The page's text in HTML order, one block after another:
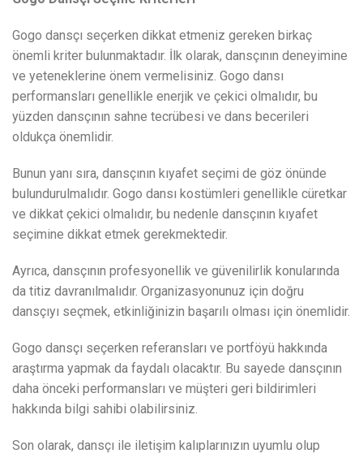
Gogo dansçı seçerken dikkat etmeniz gereken birkaç
önemli kriter bulunmaktadır. İlk olarak, dansçının deneyimine
ve yeteneklerine önem vermelisiniz. Gogo dansı
performansları genellikle enerjik ve çekici olmalıdır, bu
yüzden dansçının sahne tecrübesi ve dans becerileri
oldukça önemlidir.
Bunun yanı sıra, dansçının kıyafet seçimi de göz önünde
bulundurulmalıdır. Gogo dansı kostümleri genellikle cüretkar
ve dikkat çekici olmalıdır, bu nedenle dansçının kıyafet
seçimine dikkat etmek gerekmektedir.
Ayrıca, dansçının profesyonellik ve güvenilirlik konularında
da titiz davranılmalıdır. Organizasyonunuz için doğru
dansçıyı seçmek, etkinliğinizin başarılı olması için önemlidir.
Gogo dansçı seçerken referansları ve portföyü hakkında
araştırma yapmak da faydalı olacaktır. Bu sayede dansçının
daha önceki performansları ve müşteri geri bildirimleri
hakkında bilgi sahibi olabilirsiniz.
Son olarak, dansçı ile iletişim kalıplarınızın uyumlu olup